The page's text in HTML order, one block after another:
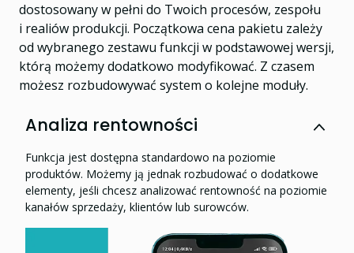
dostosowany w pełni do Twoich procesów, zespołu
i realiów produkcji. Początkowa cena pakietu zależy
od wybranego zestawu funkcji w podstawowej wersji,
którą możemy dodatkowo modyfikować. Z czasem
możesz rozbudowywać system o kolejne moduły.
Analiza rentowności
Funkcja jest dostępna standardowo na poziomie
produktów. Możemy ją jednak rozbudować o dodatkowe
elementy, jeśli chcesz analizować rentowność na poziomie
kanałów sprzedaży, klientów lub surowców.